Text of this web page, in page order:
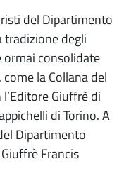
del Dipartimento
degli
consolidate
la Collana del
Giuffrè di
di Torino. A
Dipartimento
Francis